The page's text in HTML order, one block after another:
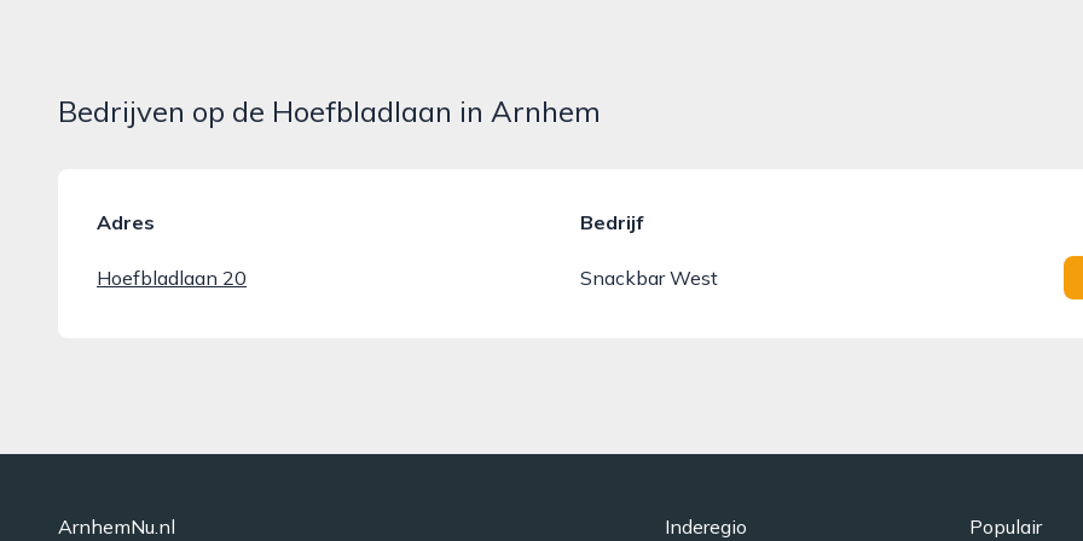
Bedrijven op de Hoefbladlaan in Arnhem
Adres Bedrijf
Hoefbladlaan 20 Snackbar West
ArnhemNu.nl Inderegio Populair